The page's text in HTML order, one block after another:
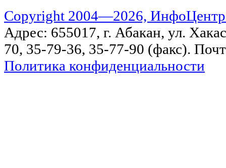
Copyright 2004—2026,
Адрес: 655017, г. Абакан, ул.
70, 35-79-36, 35-77-90 (факс).
Политика конфиденциальности